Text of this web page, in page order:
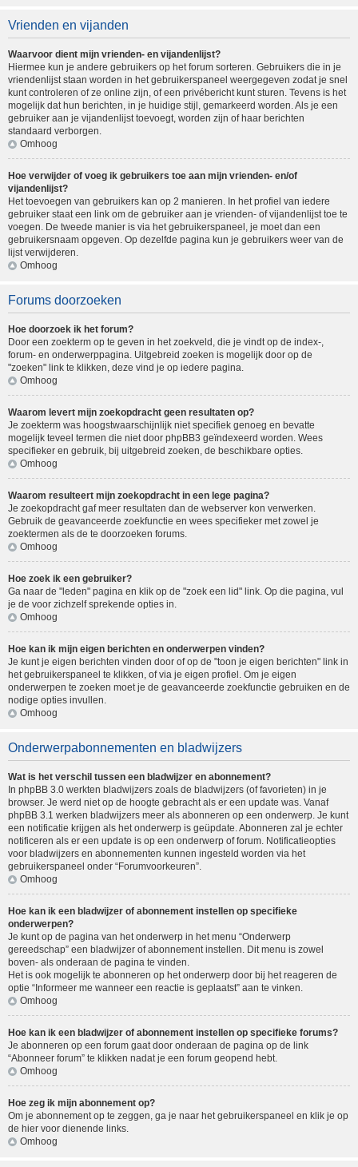
Vrienden en vijanden
Waarvoor dient mijn vrienden- en vijandenlijst?
Hiermee kun je andere gebruikers op het forum sorteren. Gebruikers die in je
vriendenlijst staan worden in het gebruikerspaneel weergegeven zodat je snel
kunt controleren of ze online zijn, of een privébericht kunt sturen. Tevens is het
mogelijk dat hun berichten, in je huidige stijl, gemarkeerd worden. Als je een
gebruiker aan je vijandenlijst toevoegt, worden zijn of haar berichten
standaard verborgen.
Omhoog
Hoe verwijder of voeg ik gebruikers toe aan mijn vrienden- en/of
vijandenlijst?
Het toevoegen van gebruikers kan op 2 manieren. In het profiel van iedere
gebruiker staat een link om de gebruiker aan je vrienden- of vijandenlijst toe te
voegen. De tweede manier is via het gebruikerspaneel, je moet dan een
gebruikersnaam opgeven. Op dezelfde pagina kun je gebruikers weer van de
lijst verwijderen.
Omhoog
Forums doorzoeken
Hoe doorzoek ik het forum?
Door een zoekterm op te geven in het zoekveld, die je vindt op de index-,
forum- en onderwerppagina. Uitgebreid zoeken is mogelijk door op de
"zoeken" link te klikken, deze vind je op iedere pagina.
Omhoog
Waarom levert mijn zoekopdracht geen resultaten op?
Je zoekterm was hoogstwaarschijnlijk niet specifiek genoeg en bevatte
mogelijk teveel termen die niet door phpBB3 geïndexeerd worden. Wees
specifieker en gebruik, bij uitgebreid zoeken, de beschikbare opties.
Omhoog
Waarom resulteert mijn zoekopdracht in een lege pagina?
Je zoekopdracht gaf meer resultaten dan de webserver kon verwerken.
Gebruik de geavanceerde zoekfunctie en wees specifieker met zowel je
zoektermen als de te doorzoeken forums.
Omhoog
Hoe zoek ik een gebruiker?
Ga naar de "leden" pagina en klik op de "zoek een lid" link. Op die pagina, vul
je de voor zichzelf sprekende opties in.
Omhoog
Hoe kan ik mijn eigen berichten en onderwerpen vinden?
Je kunt je eigen berichten vinden door of op de "toon je eigen berichten" link in
het gebruikerspaneel te klikken, of via je eigen profiel. Om je eigen
onderwerpen te zoeken moet je de geavanceerde zoekfunctie gebruiken en de
nodige opties invullen.
Omhoog
Onderwerpabonnementen en bladwijzers
Wat is het verschil tussen een bladwijzer en abonnement?
In phpBB 3.0 werkten bladwijzers zoals de bladwijzers (of favorieten) in je
browser. Je werd niet op de hoogte gebracht als er een update was. Vanaf
phpBB 3.1 werken bladwijzers meer als abonneren op een onderwerp. Je kunt
een notificatie krijgen als het onderwerp is geüpdate. Abonneren zal je echter
notificeren als er een update is op een onderwerp of forum. Notificatieopties
voor bladwijzers en abonnementen kunnen ingesteld worden via het
gebruikerspaneel onder “Forumvoorkeuren”.
Omhoog
Hoe kan ik een bladwijzer of abonnement instellen op specifieke
onderwerpen?
Je kunt op de pagina van het onderwerp in het menu “Onderwerp
gereedschap” een bladwijzer of abonnement instellen. Dit menu is zowel
boven- als onderaan de pagina te vinden.
Het is ook mogelijk te abonneren op het onderwerp door bij het reageren de
optie “Informeer me wanneer een reactie is geplaatst” aan te vinken.
Omhoog
Hoe kan ik een bladwijzer of abonnement instellen op specifieke forums?
Je abonneren op een forum gaat door onderaan de pagina op de link
“Abonneer forum” te klikken nadat je een forum geopend hebt.
Omhoog
Hoe zeg ik mijn abonnement op?
Om je abonnement op te zeggen, ga je naar het gebruikerspaneel en klik je op
de hier voor dienende links.
Omhoog